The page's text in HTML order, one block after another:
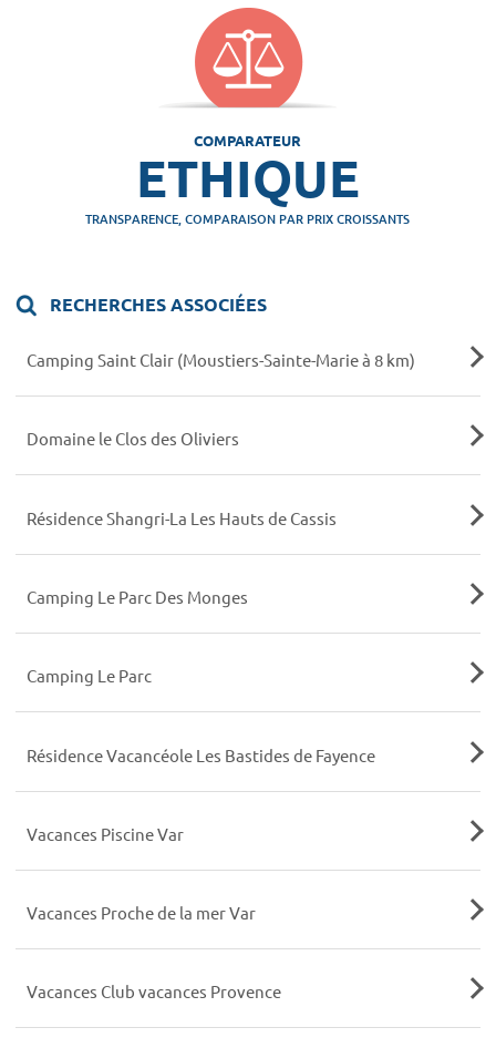
COMPARATEUR
ETHIQUE
TRANSPARENCE, COMPARAISON PAR PRIX CROISSANTS
RECHERCHES ASSOCIÉES
Camping Saint Clair (Moustiers-Sainte-Marie à 8 km)
Domaine le Clos des Oliviers
Résidence Shangri-La Les Hauts de Cassis
Camping Le Parc Des Monges
Camping Le Parc
Résidence Vacancéole Les Bastides de Fayence
Vacances Piscine Var
Vacances Proche de la mer Var
Vacances Club vacances Provence